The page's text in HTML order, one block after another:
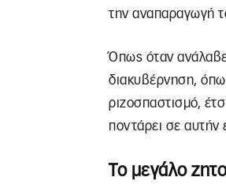
την αναπαραγωγή
Όπως όταν ανάλαβε
διακυβέρνηση,
ριζοσπαστισμό,
ποντάρει σε αυτήν
Το μεγάλο